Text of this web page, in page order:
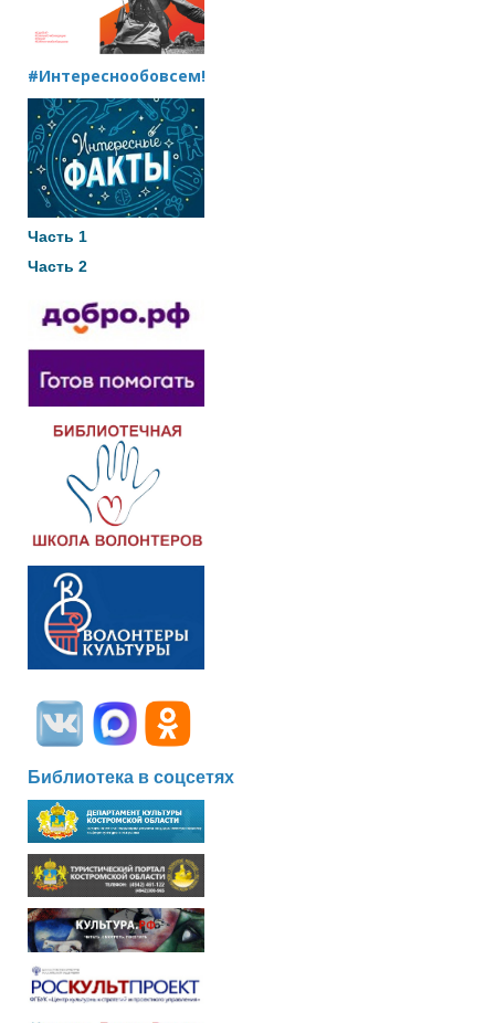
#Интереснообовсем!
Часть 1
Часть 2
Библиотека в соцсетях